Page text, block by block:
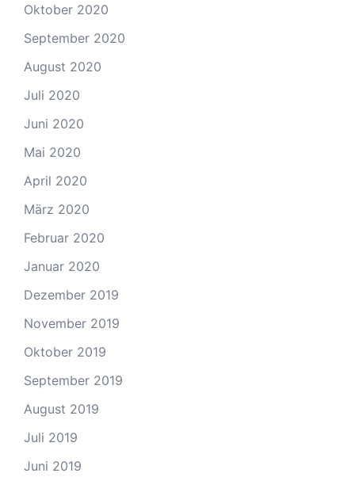
Oktober 2020
September 2020
August 2020
Juli 2020
Juni 2020
Mai 2020
April 2020
März 2020
Februar 2020
Januar 2020
Dezember 2019
November 2019
Oktober 2019
September 2019
August 2019
Juli 2019
Juni 2019